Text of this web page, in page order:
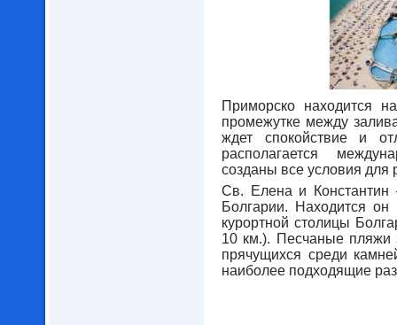
Приморско находится
промежутке между
ждет спокойствие и
располагается
созданы все условия для
Св. Елена и Константин
Болгарии. Находится
курортной столицы
10 км.). Песчаные пляжи
прячущихся среди
наиболее подходящие